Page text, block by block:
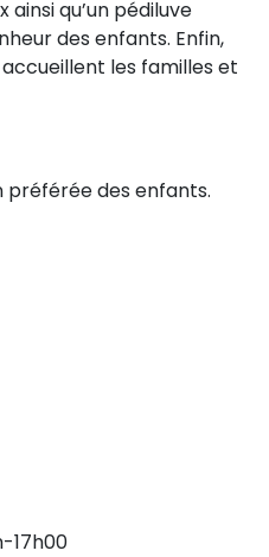
ainsi qu’un pédiluve
des enfants. Enfin,
les familles et
préférée des enfants.
17h00